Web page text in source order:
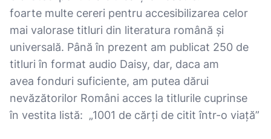
foarte multe cereri pentru accesibilizarea celor
mai valorase titluri din literatura română și
universală. Până în prezent am publicat 250 de
titluri în format audio Daisy, dar, daca am
avea fonduri suficiente, am putea dărui
nevăzătorilor Români acces la titlurile cuprinse
în vestita listă: „1001 de cărți de citit într-o viață”